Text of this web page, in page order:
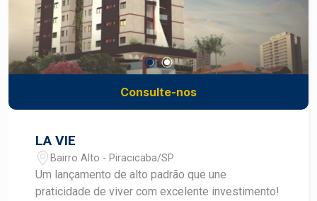
Consulte-nos
LA VIE
Bairro Alto - Piracicaba/SP
Um lançamento de alto padrão que une
praticidade de viver com excelente investimento!